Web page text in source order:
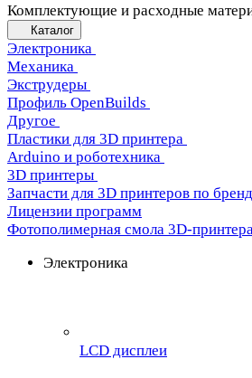
Комплектующие и расходные
Каталог
Электроника
Механика
Экструдеры
Профиль OpenBuilds
Другое
Пластики для 3D принтера
Arduino и роботехника
3D принтеры
Запчасти для 3D принтеров по
Лицензии программ
Фотополимерная смола 3D-
Электроника
LCD дисплеи